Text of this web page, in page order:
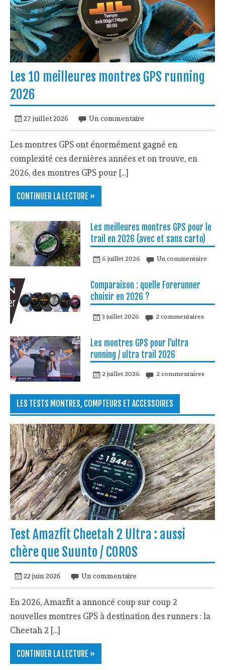
Les 10 meilleures montres GPS running
2026
27 juillet 2026 Un commentaire
Les montres GPS ont énormément gagné en
complexité ces dernières années et on trouve, en
2026, des montres GPS pour […]
CONTINUER LA LECTURE »
Les meilleures montres GPS pour le
trail en 2026 (avec et sans carto)
6 juillet 2026 Un commentaire
Comparaison : quelle Forerunner
choisir en 2026 ?
3 juillet 2026 2 commentaires
Les montres GPS pour l’ultra
running / ultra trail 2026
2 juillet 2026 2 commentaires
LES TESTS MONTRES, COMPTEURS ET ACCESSOIRES
Test Amazfit Cheetah 2 Ultra : aussi
chère que Suunto / COROS
22 juin 2026 Un commentaire
En 2026, Amazfit a annoncé coup sur coup 2
nouvelles montres GPS à destination des runners : la
Cheetah 2 […]
CONTINUER LA LECTURE »